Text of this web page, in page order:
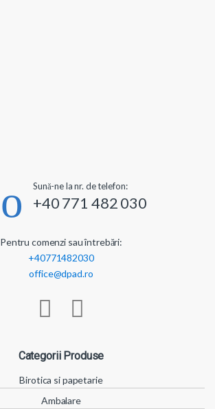
Sună-ne la nr. de telefon:
+40 771 482 030
Pentru comenzi sau întrebări:
+40771482030
office@dpad.ro
Categorii Produse
Birotica si papetarie
Ambalare